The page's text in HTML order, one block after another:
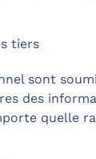
tiers
sont
des
quelle